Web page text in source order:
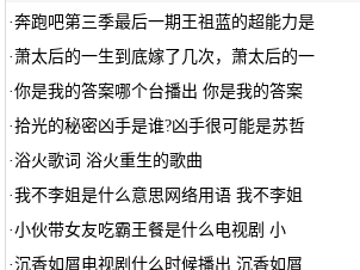
·奔跑吧第三季最后一期王祖蓝的超能力是
·萧太后的一生到底嫁了几次，萧太后的一
·你是我的答案哪个台播出 你是我的答案
·拾光的秘密凶手是谁?凶手很可能是苏哲
· 浴火歌词 浴火重生的歌曲
·我不李姐是什么意思网络用语 我不李姐
·小伙带女友吃霸王餐是什么电视剧 小
·沉香如屑电视剧什么时候播出 沉香如屑